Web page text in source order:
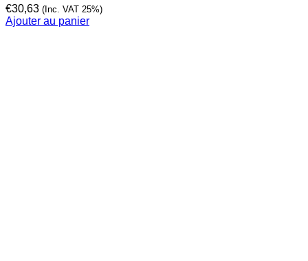
€30,63 (Inc. VAT 25%)
Ajouter au panier